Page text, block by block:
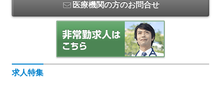
医療機関の方のお問合せ
求人特集